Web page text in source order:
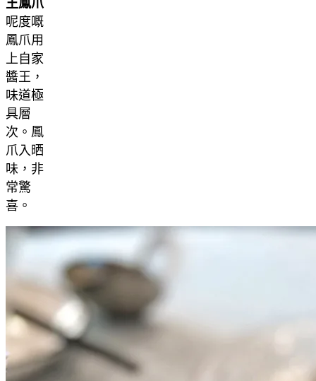
王鳳爪
呢度嘅
鳳爪用
上自家
醬王，
味道極
具層
次。鳳
爪入晒
味，非
常驚
喜。